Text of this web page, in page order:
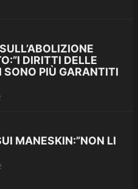
DIRITTI DELLE
SONO PIÙ GARANTITI
MANESKIN:”NON LI